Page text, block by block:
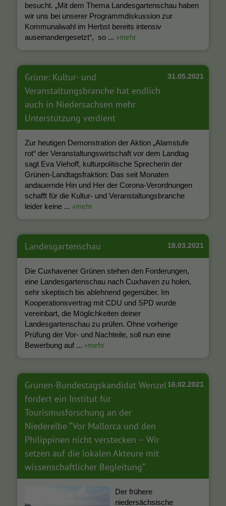
besucht. „Mit dem Thema Landesgartenschau haben
wir uns bei unserer Programmdiskussion zur
Kommunalwahl im Herbst bereits intensiv
auseinandergesetzt“, so ... »mehr
31.05.2021
Grüne: Kultur- und
Veranstaltungsbranche hat endlich
auch in Niedersachsen mehr
Unterstützung verdient
Zur heutigen Demonstration der Aktion „Alamstufe
rot“ der Veranstaltungswirtschaft vor dem Landtag
sagt Eva Viehoff, kulturpolitische Sprecherin der
Grünen-Landtagsfraktion: Das seit Monaten
andauernde Hin und Her der Corona-Verordnungen
schafft für die Kultur- und Veranstaltungsbranche
leider keine ... »mehr
18.03.2021
Landesgartenschau
Die Cuxhavener Grünen stehen den Forderungen,
eine Landesgartenschau nach Cuxhaven zu holen,
sehr skeptisch bis ablehnend gegenüber. Im
Kooperationsvertrag mit CDU und SPD wurde
vereinbart, die Möglichkeiten deiner
Landesgartenschau zu prüfen. Ohne vorherige
Prüfung der Vor- und Nachteile, soll nun eine
Bewerbung auf ... »mehr
16.02.2021
Grünen-Bundestagskandidat Wenzel
fordert ein Institut für
Tourismusforschung an der
Niederelbe “Vor Mallorca und den
Philippinen nicht verstecken – Wir
setzen auf die lokalen Akteure mit
wissenschaftlicher Begleitung“
Der frühere
niedersächsische